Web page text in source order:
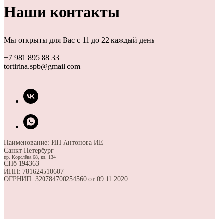
Наши контакты
Мы открыты для Вас с 11 до 22 каждый день
+7 981 895 88 33
tortirina.spb@gmail.com
Наименование: ИП Антонова ИЕ
Санкт-Петербург
пр. Королёва 68, кв. 134
СПб 194363
ИНН: 781624510607
ОГРНИП: 320784700254560 от 09.11.2020